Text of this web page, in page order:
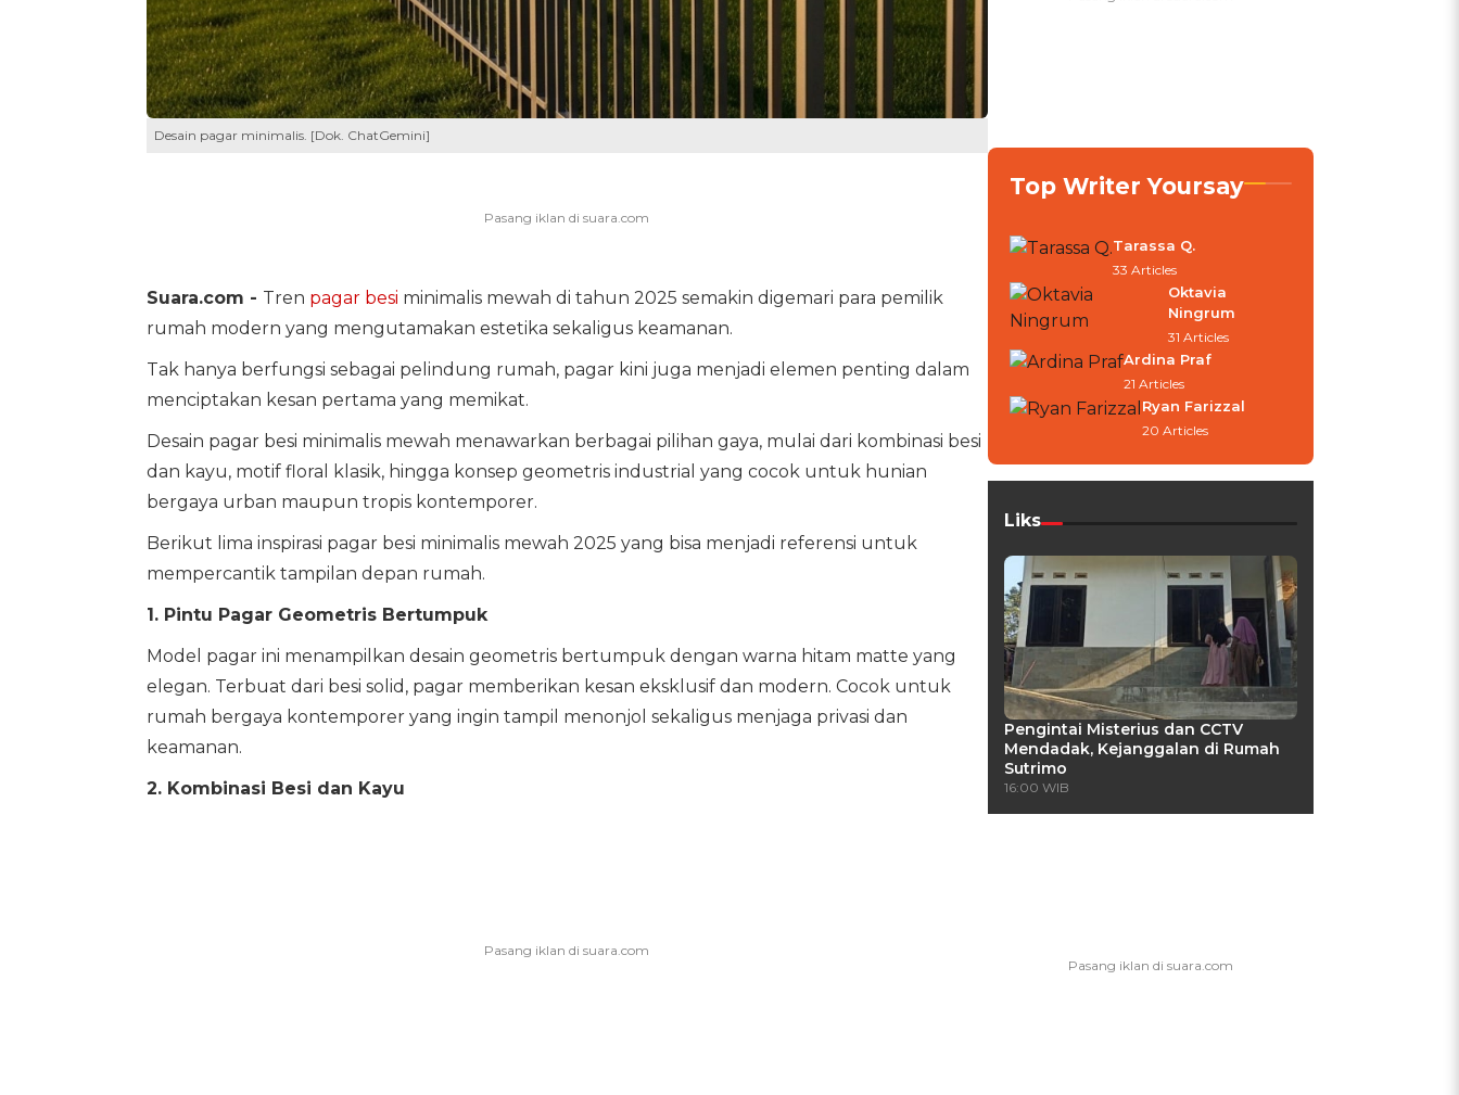
Desain pagar minimalis. [Dok. ChatGemini]
Suara.com - Tren pagar besi minimalis mewah di tahun 2025 semakin digemari para pemilik
rumah modern yang mengutamakan estetika sekaligus keamanan.
Tak hanya berfungsi sebagai pelindung rumah, pagar kini juga menjadi elemen penting dalam
menciptakan kesan pertama yang memikat.
Desain pagar besi minimalis mewah menawarkan berbagai pilihan gaya, mulai dari kombinasi besi
dan kayu, motif floral klasik, hingga konsep geometris industrial yang cocok untuk hunian
bergaya urban maupun tropis kontemporer.
Berikut lima inspirasi pagar besi minimalis mewah 2025 yang bisa menjadi referensi untuk
mempercantik tampilan depan rumah.
1. Pintu Pagar Geometris Bertumpuk
Model pagar ini menampilkan desain geometris bertumpuk dengan warna hitam matte yang
elegan. Terbuat dari besi solid, pagar memberikan kesan eksklusif dan modern. Cocok untuk
rumah bergaya kontemporer yang ingin tampil menonjol sekaligus menjaga privasi dan
keamanan.
2. Kombinasi Besi dan Kayu
Top Writer Yoursay
Tarassa Q.
33 Articles
Oktavia
Ningrum
31 Articles
Ardina Praf
21 Articles
Ryan Farizzal
20 Articles
Liks
Pengintai Misterius dan CCTV
Mendadak, Kejanggalan di Rumah
Sutrimo
16:00 WIB